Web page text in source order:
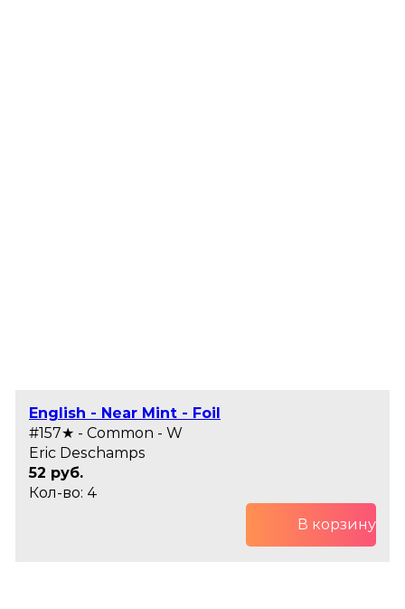
English - Near Mint - Foil
#157★ - Common - W
Eric Deschamps
52 руб.
Кол-во: 4
В корзину